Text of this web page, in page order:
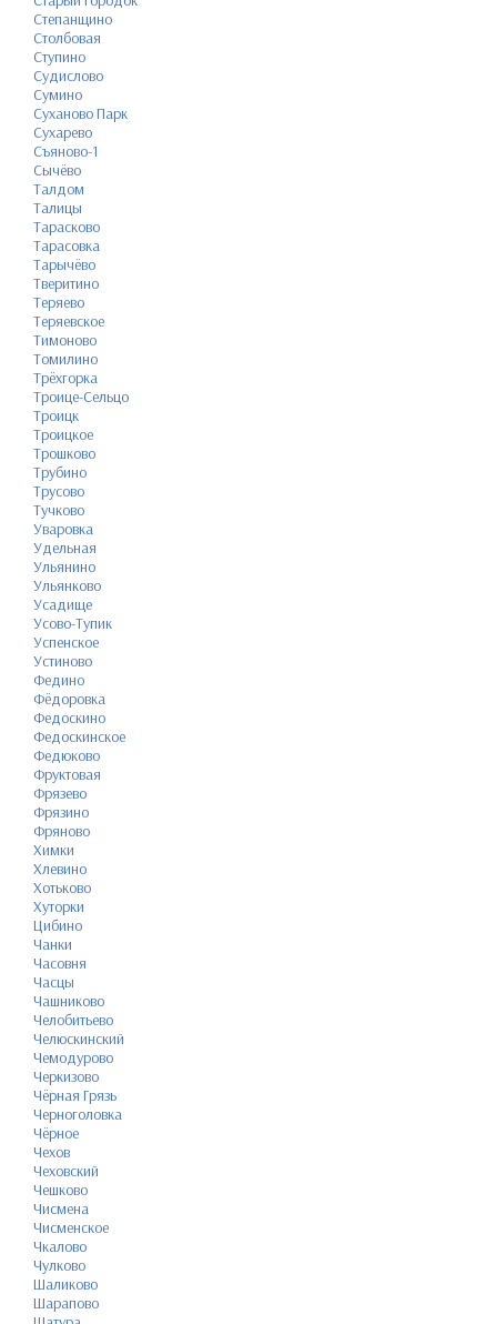
Степанщино
Столбовая
Ступино
Судислово
Сумино
Суханово Парк
Сухарево
Съяново-1
Сычёво
Талдом
Талицы
Тарасково
Тарасовка
Тарычёво
Тверитино
Теряево
Теряевское
Тимоново
Томилино
Трёхгорка
Троице-Сельцо
Троицк
Троицкое
Трошково
Трубино
Трусово
Тучково
Уваровка
Удельная
Ульянино
Ульянково
Усадище
Усово-Тупик
Успенское
Устиново
Федино
Фёдоровка
Федоскино
Федоскинское
Федюково
Фруктовая
Фрязево
Фрязино
Фряново
Химки
Хлевино
Хотьково
Хуторки
Цибино
Чанки
Часовня
Часцы
Чашниково
Челобитьево
Челюскинский
Чемодурово
Черкизово
Чёрная Грязь
Черноголовка
Чёрное
Чехов
Чеховский
Чешково
Чисмена
Чисменское
Чкалово
Чулково
Шаликово
Шарапово